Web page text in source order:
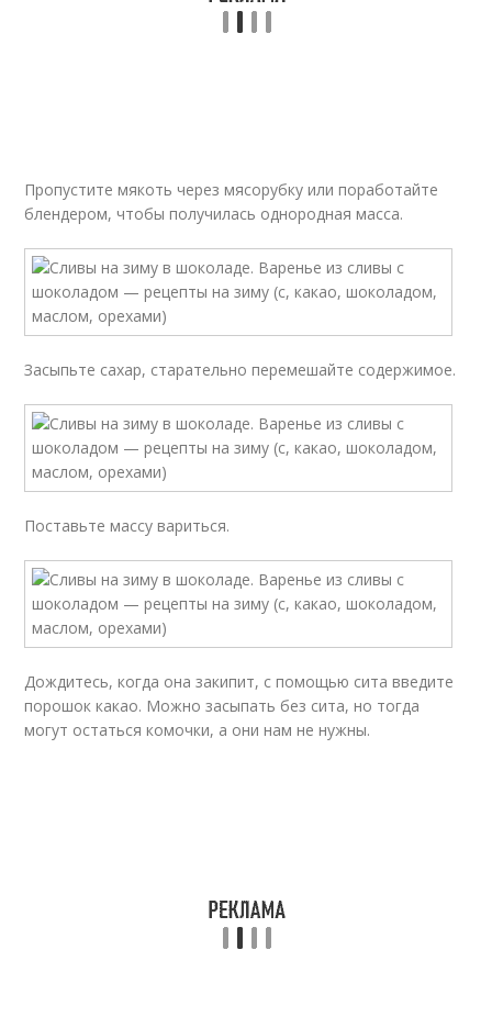
Пропустите мякоть через мясорубку или поработайте
блендером, чтобы получилась однородная масса.
Засыпьте сахар, старательно перемешайте содержимое.
Поставьте массу вариться.
Дождитесь, когда она закипит, с помощью сита введите
порошок какао. Можно засыпать без сита, но тогда
могут остаться комочки, а они нам не нужны.